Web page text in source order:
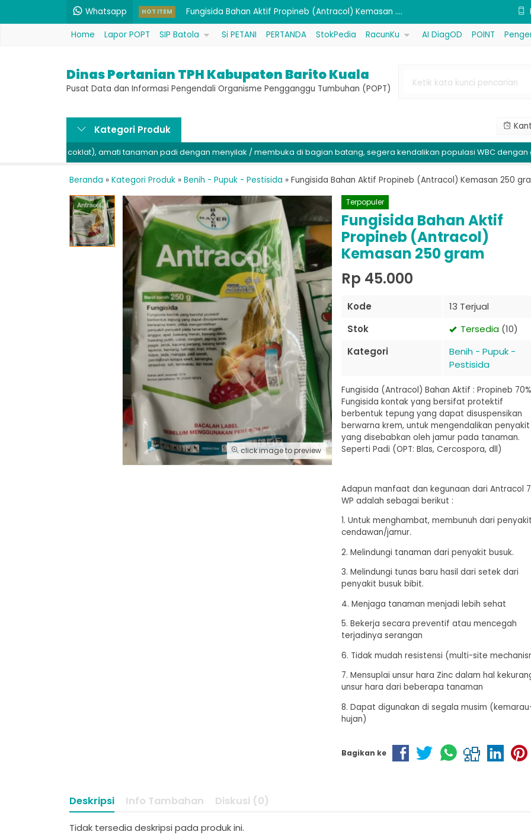
Whatsapp HOT ITEM Fungisida Bahan Aktif Propineb (Antracol) Kemasan ....
Pupuk Oksida Mikro (Verno FG) Kemasan 100 gram....
Rodentisida Seng Fosfida 80P (Kovin Plus) Kemasan ....
Pupuk P 52% & K 34% (MKP) Kemasan 1 kg....
Benih Padi Hibrida (Sembada 626)....
Fungisida Bahan Aktif Propineb (Antracol) Kemasan ....
Home Lapor POPT SIP Batola Si PETANI PERTANDA StokPedia RacunKu AI DiagOD POINT
Dinas Pertanian TPH Kabupaten Barito Kuala
Pusat Data dan Informasi Pengendali Organisme Pengganggu Tumbuhan (POPT)
Kategori Produk
coklat), amati tanaman padi dengan menyilak / membuka di bagian batang, segera kendalikan populasi WBC dengan gerakan
Beranda » Kategori Produk » Benih - Pupuk - Pestisida » Fungisida Bahan Aktif Propineb (Antracol) Kemasan 250
click image to preview
Terpopuler
Fungisida Bahan Aktif
Propineb (Antracol)
Kemasan 250 gram
Rp 45.000
Kode
13 Terjual
Stok
Tersedia (10)
Kategori
Benih - Pupuk -
Pestisida
Fungisida (Antracol) Bahan Aktif : Propineb 70%
Fungisida kontak yang bersifat protektif
berbentuk tepung yang dapat disuspensikan
berwarna krem, untuk mengendalikan penyakit
yang disebabkan oleh jamur pada tanaman.
Seperti Padi (OPT: Blas, Cercospora, dll)
Adapun manfaat dan kegunaan dari Antracol
WP adalah sebagai berikut :
1. Untuk menghambat, membunuh dari penyakit
cendawan/jamur.
2. Melindungi tanaman dari penyakit busuk.
3. Melindungi tunas baru hasil dari setek dari
penyakit busuk bibit.
4. Menjaga tanaman menjadi lebih sehat
5. Bekerja secara preventif atau mencegah
terjadinya serangan
6. Tidak mudah resistensi (multi-site
7. Mensuplai unsur hara Zinc dalam hal
unsur hara dari beberapa tanaman
8. Dapat digunakan di segala musim
hujan)
Bagikan ke
Deskripsi Info Tambahan Diskusi (0)
Tidak tersedia deskripsi pada produk ini.